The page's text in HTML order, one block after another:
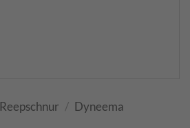
Reepschnur / Dyneema